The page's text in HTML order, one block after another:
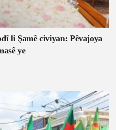
li Şamê civiyan: Pêvajoya
ye